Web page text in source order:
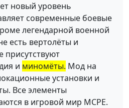
новый уровень
современные боевые
легендарной военной
есть вертолёты и
и миномёты. Мод на
установки и
Все элементы
в игровой мир MCPE.